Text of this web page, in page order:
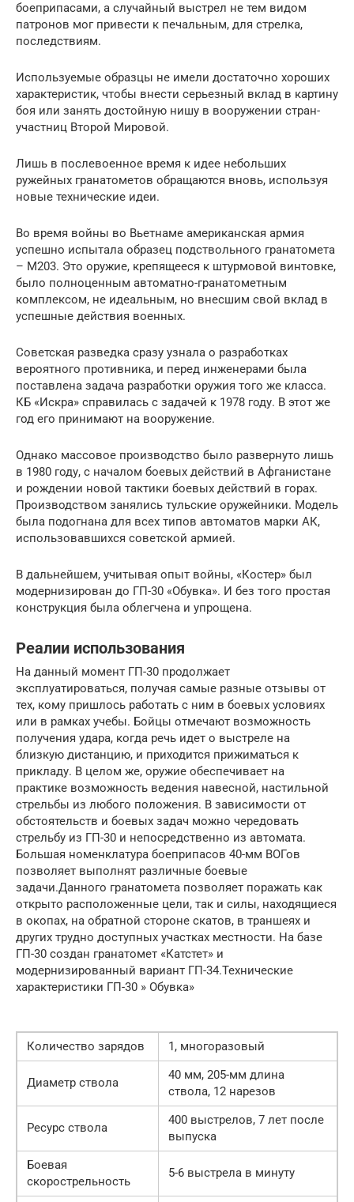
боеприпасами, а случайный выстрел не тем видом
патронов мог привести к печальным, для стрелка,
последствиям.
Используемые образцы не имели достаточно хороших
характеристик, чтобы внести серьезный вклад в картину
боя или занять достойную нишу в вооружении стран-
участниц Второй Мировой.
Лишь в послевоенное время к идее небольших
ружейных гранатометов обращаются вновь, используя
новые технические идеи.
Во время войны во Вьетнаме американская армия
успешно испытала образец подствольного гранатомета
– М203. Это оружие, крепящееся к штурмовой винтовке,
было полноценным автоматно-гранатометным
комплексом, не идеальным, но внесшим свой вклад в
успешные действия военных.
Советская разведка сразу узнала о разработках
вероятного противника, и перед инженерами была
поставлена задача разработки оружия того же класса.
КБ «Искра» справилась с задачей к 1978 году. В этот же
год его принимают на вооружение.
Однако массовое производство было развернуто лишь
в 1980 году, с началом боевых действий в Афганистане
и рождении новой тактики боевых действий в горах.
Производством занялись тульские оружейники. Модель
была подогнана для всех типов автоматов марки АК,
использовавшихся советской армией.
В дальнейшем, учитывая опыт войны, «Костер» был
модернизирован до ГП-30 «Обувка». И без того простая
конструкция была облегчена и упрощена.
Реалии использования
На данный момент ГП-30 продолжает
эксплуатироваться, получая самые разные отзывы от
тех, кому пришлось работать с ним в боевых условиях
или в рамках учебы. Бойцы отмечают возможность
получения удара, когда речь идет о выстреле на
близкую дистанцию, и приходится прижиматься к
прикладу. В целом же, оружие обеспечивает на
практике возможность ведения навесной, настильной
стрельбы из любого положения. В зависимости от
обстоятельств и боевых задач можно чередовать
стрельбу из ГП-30 и непосредственно из автомата.
Большая номенклатура боеприпасов 40-мм ВОГов
позволяет выполнят различные боевые
задачи.Данного гранатомета позволяет поражать как
открыто расположенные цели, так и силы, находящиеся
в окопах, на обратной стороне скатов, в траншеях и
других трудно доступных участках местности. На базе
ГП-30 создан гранатомет «Катстет» и
модернизированный вариант ГП-34.Технические
характеристики ГП-30 » Обувка»
Количество зарядов 1, многоразовый
Диаметр ствола
40 мм, 205-мм длина
ствола, 12 нарезов
Ресурс ствола
400 выстрелов, 7 лет после
выпуска
Боевая
скорострельность
5-6 выстрела в минуту